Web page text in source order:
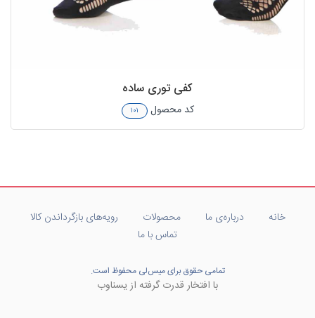
کفی توری ساده
کد محصول ۱۰۱
خانه درباره‌ی ما محصولات
رویه‌های بازگرداندن کالا
تماس با ما
تمامی حقوق برای میس‌لی محفوظ است.
با افتخار قدرت گرفته از یسناوب